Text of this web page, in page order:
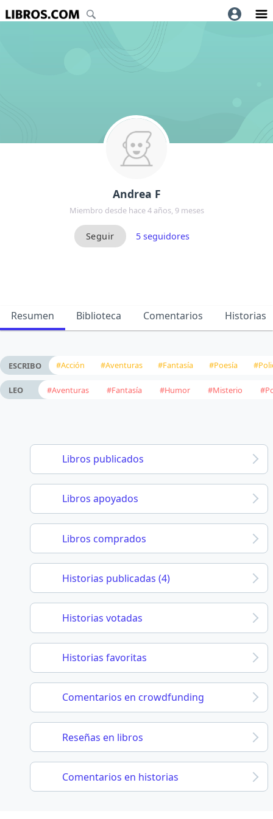
Andrea F
Miembro desde hace 4 años, 9 meses
5seguidores
Resumen Biblioteca Comentarios Historias
ESCRIBO #Acción #Aventuras #Fantasía #Poesía
LEO #Aventuras #Fantasía #Humor #Misterio
Libros publicados
Libros apoyados
Libros comprados
Historias publicadas (4)
Historias votadas
Historias favoritas
Comentarios en crowdfunding
Reseñas en libros
Comentarios en historias